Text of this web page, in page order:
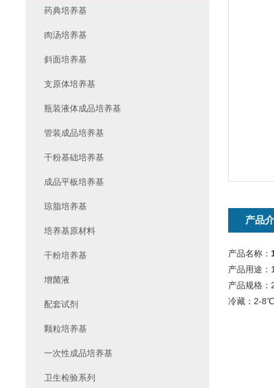
产品
产品名称：
产品用途：
产品规格：
冷藏：2-8℃
药典培养基
肉汤培养基
斜面培养基
支原体培养基
瓶装液体成品培养基
管装成品培养基
干粉基础培养基
成品平板培养基
琼脂培养基
培养基原材料
干粉培养基
增菌液
配套试剂
颗粒培养基
一次性成品培养基
卫生检验系列